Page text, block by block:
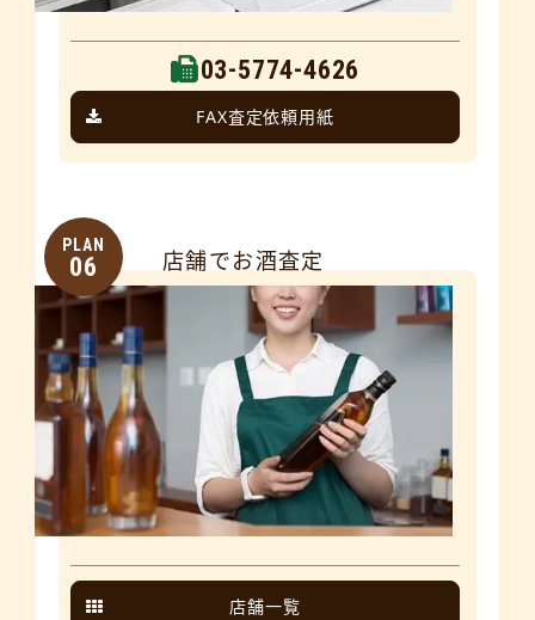
03-5774-4626
FAX査定依頼用紙
PLAN
06 店舗でお酒査定
店舗一覧